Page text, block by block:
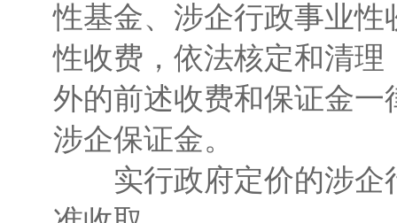
性基金、涉企行政事业
性收费，依法核定和清
外的前述收费和保证金
涉企保证金。
实行政府定价的涉企